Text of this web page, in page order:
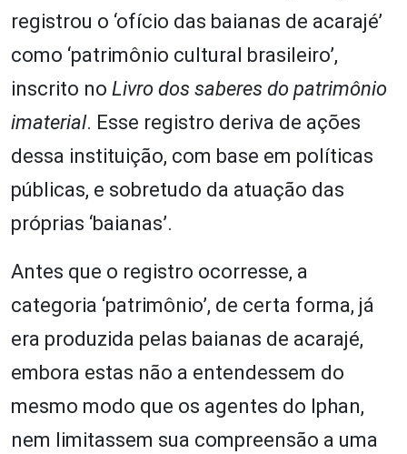
registrou o ‘ofício das baianas de acarajé’
como ‘patrimônio cultural brasileiro’,
inscrito no Livro dos saberes do patrimônio
imaterial. Esse registro deriva de ações
dessa instituição, com base em políticas
públicas, e sobretudo da atuação das
próprias ‘baianas’.
Antes que o registro ocorresse, a
categoria ‘patrimônio’, de certa forma, já
era produzida pelas baianas de acarajé,
embora estas não a entendessem do
mesmo modo que os agentes do Iphan,
nem limitassem sua compreensão a uma